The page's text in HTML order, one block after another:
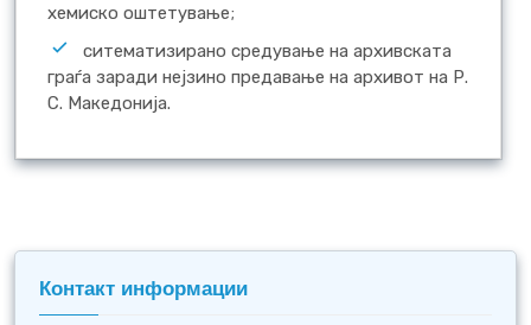
хемиско оштетување;
ситематизирано средување на архивската
граѓа заради нејзино предавање на архивот на Р.
С. Македонија.
Контакт информации